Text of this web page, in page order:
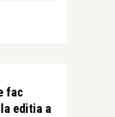
fac
editia a